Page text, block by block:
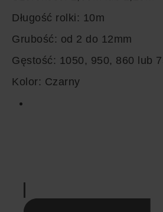
Długość rolki: 10m
Grubość: od 2 do 12mm
Gęstość: 1050, 950, 860 lub
Kolor: Czarny